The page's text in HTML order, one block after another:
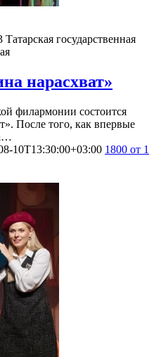
Татарская государственная
нарасхват»
филармонии состоится
После того, как впервые
10T13:30:00+03:00 1800 от 1